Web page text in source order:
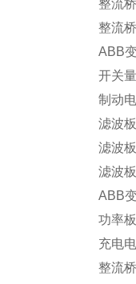
整流
整流
ABB
开关
制动
滤波
滤波
滤波
ABB
功率
充电
整流